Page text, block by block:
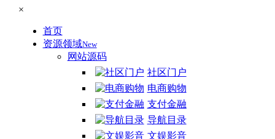
×
首页
资源领域New
网站源码
社区门户
电商购物
支付金融
导航目录
文娱影音